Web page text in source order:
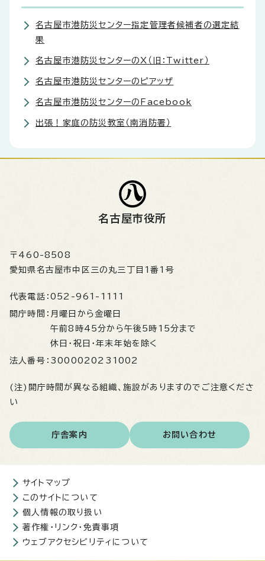
名古屋市港防災センター指定管理者候補者の選定結
果
名古屋市港防災センターのX（旧：Twitter）
名古屋市港防災センターのピアッザ
名古屋市港防災センターのFacebook
出張！家庭の防災教室（南消防署）
名古屋市役所
〒460-8508
愛知県名古屋市中区三の丸三丁目1番1号
代表電話： 052-961-1111
開庁時間： 月曜日から金曜日
午前8時45分から午後5時15分まで
休日・祝日・年末年始を除く
法人番号： 3000020231002
(注)開庁時間が異なる組織、施設がありますのでご注意くださ
い
庁舎案内 お問い合わせ
サイトマップ
このサイトについて
個人情報の取り扱い
著作権・リンク・免責事項
ウェブアクセシビリティについて